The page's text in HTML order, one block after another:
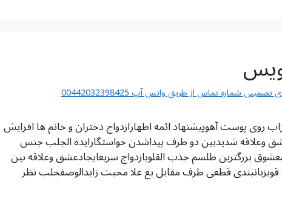
شماره تماس از طریق واتس آپ 00442032398425
روی پوست آهوپیشنهاد ائمه اطهارازدواج دختران و خانم ها افزایش
وعلاقه شدیدبین دو طرف پیداشدن خواستگارایده الجلب جنس
بزرگترین طلسم جذب القلوبازدواج سریعایجادعشق وعلاقه بین
قطعی طرف مقابل بع علا محبت زایدالوصفجلب نظر